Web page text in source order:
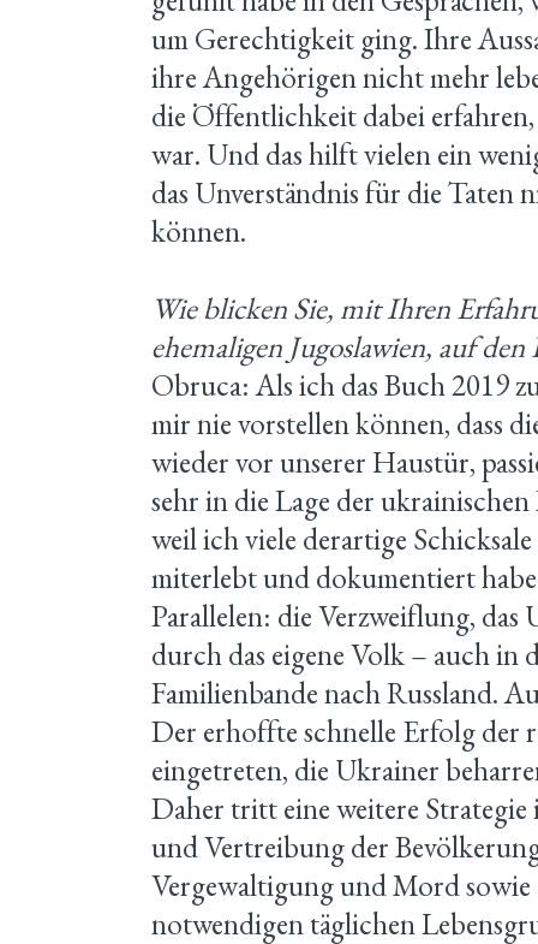
um Gerechtigkeit ging. Ihre
ihre Angehörigen nicht mehr
die Öffentlichkeit dabei
war. Und das hilft vielen ein
das Unverständnis für die Taten
können.
Wie blicken Sie, mit Ihren
ehemaligen Jugoslawien, auf
Obruca: Als ich das Buch 2019
mir nie vorstellen können, dass
wieder vor unserer Haustür,
sehr in die Lage der
weil ich viele derartige
miterlebt und dokumentiert
Parallelen: die Verzweiflung, das
durch das eigene Volk – auch in
Familienbande nach Russland.
Der erhoffte schnelle Erfolg der
eingetreten, die Ukrainer
Daher tritt eine weitere
und Vertreibung der
Vergewaltigung und Mord
notwendigen täglichen